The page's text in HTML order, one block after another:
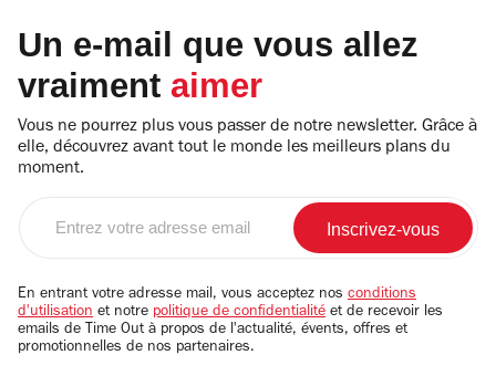
Un e-mail que vous allez
vraiment aimer
Vous ne pourrez plus vous passer de notre newsletter. Grâce à
elle, découvrez avant tout le monde les meilleurs plans du
moment.
email
En entrant votre adresse mail, vous acceptez nos conditions
d'utilisation et notre politique de confidentialité et de recevoir les
emails de Time Out à propos de l'actualité, évents, offres et
promotionnelles de nos partenaires.